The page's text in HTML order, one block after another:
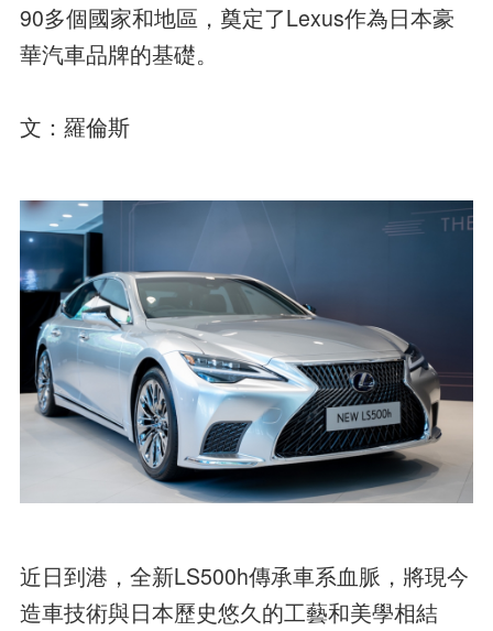
90多個國家和地區，奠定了Lexus作為日本豪
華汽車品牌的基礎。
文：羅倫斯
近日到港，全新LS500h傳承車系血脈，將現今
造車技術與日本歷史悠久的工藝和美學相結